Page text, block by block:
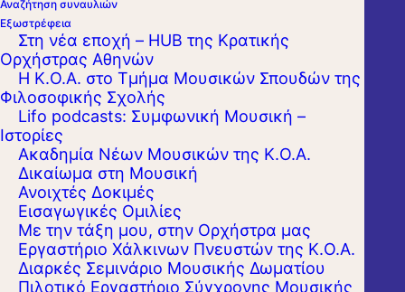
Αναζήτηση συναυλιών
Εξωστρέφεια
Στη νέα εποχή – HUB της Κρατικής
Ορχήστρας Αθηνών
Η Κ.Ο.Α. στο Τμήμα Μουσικών Σπουδών της
Φιλοσοφικής Σχολής
Lifo podcasts: Συμφωνική Μουσική –
Ιστορίες
Ακαδημία Νέων Μουσικών της Κ.Ο.Α.
Δικαίωμα στη Μουσική
Ανοιχτές Δοκιμές
Εισαγωγικές Ομιλίες
Με την τάξη μου, στην Ορχήστρα μας
Εργαστήριo Χάλκινων Πνευστών της Κ.Ο.Α.
Διαρκές Σεμινάριο Μουσικής Δωματίου
Πιλοτικό Εργαστήριο Σύγχρονης Μουσικής